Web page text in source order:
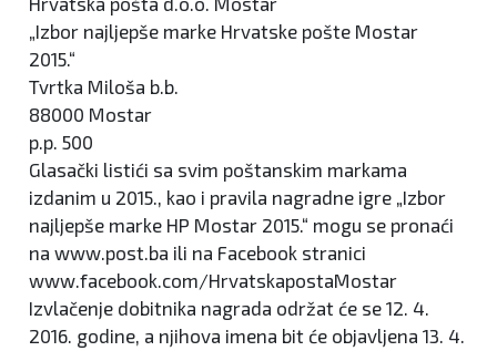
„Izbor najljepše marke Hrvatske pošte Mostar
2015.“
Tvrtka Miloša b.b.
88000 Mostar
p.p. 500
Glasački listići sa svim poštanskim markama
izdanim u 2015., kao i pravila nagradne igre „Izbor
najljepše marke HP Mostar 2015.“ mogu se pronaći
na www.post.ba ili na Facebook stranici
www.facebook.com/HrvatskapostaMostar
Izvlačenje dobitnika nagrada održat će se 12. 4.
2016. godine, a njihova imena bit će objavljena 13. 4.